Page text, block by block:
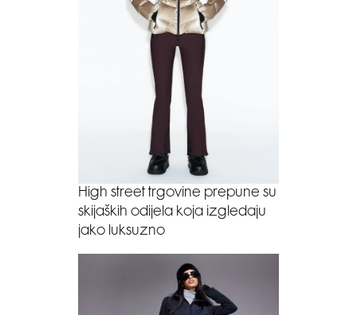
High street trgovine prepune su
skijaških odijela koja izgledaju
jako luksuzno